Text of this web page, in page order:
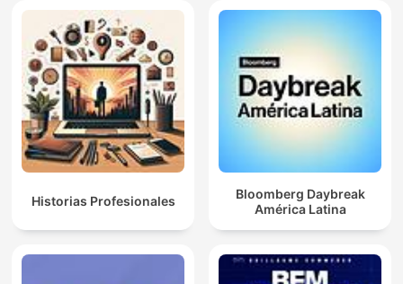
Historias Profesionales
Bloomberg Daybreak
América Latina